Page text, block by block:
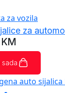
za vozila
za
KM
sada